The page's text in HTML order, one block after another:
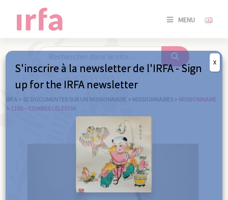
MENU
SE
/
IRFA > SE DOCUMENTER SUR UN MISSIONNAIRE > MISSIONNAIRES > MISSIONNAIRE
> 1150 – COMBES CÉLESTIN
S'inscrire à la newsletter de l'IRFA - Sign
up for the IRFA newsletter
X